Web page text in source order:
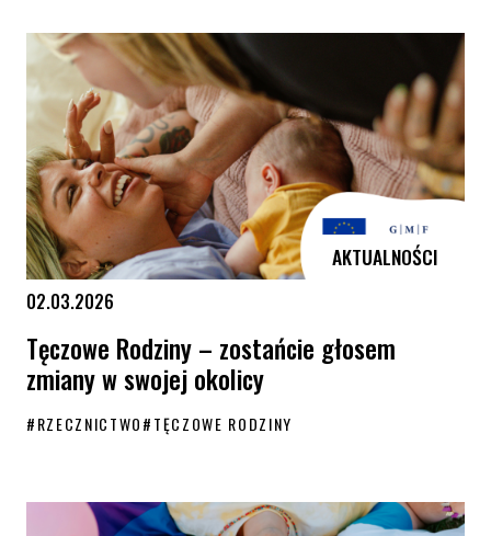
AKTUALNOŚCI
02.03.2026
Tęczowe Rodziny – zostańcie głosem
zmiany w swojej okolicy
#RZECZNICTWO#TĘCZOWE RODZINY